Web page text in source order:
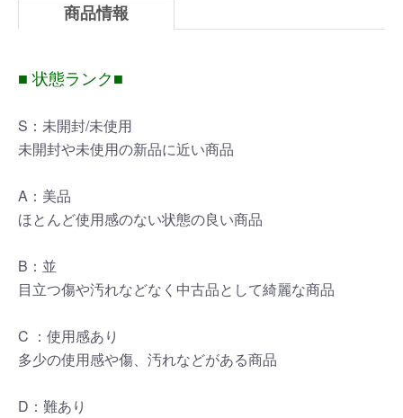
商品情報
■ 状態ランク■
S：未開封/未使用
未開封や未使用の新品に近い商品
A：美品
ほとんど使用感のない状態の良い商品
B：並
目立つ傷や汚れなどなく中古品として綺麗な商品
C ：使用感あり
多少の使用感や傷、汚れなどがある商品
D：難あり